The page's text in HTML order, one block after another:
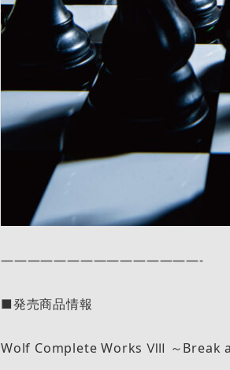
———————————————-
■発売商品情報
Wolf Complete Works Ⅷ ～Break